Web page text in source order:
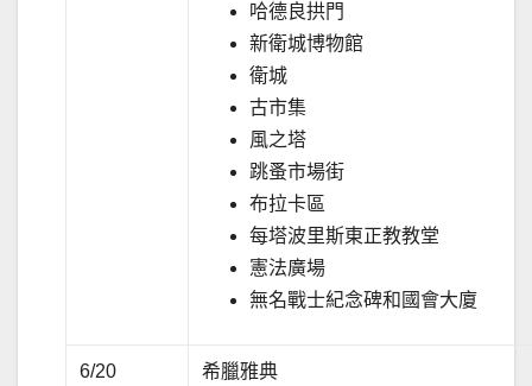
哈德良拱門
新衛城博物館
衛城
古市集
風之塔
跳蚤市場街
布拉卡區
每塔波里斯東正教教堂
憲法廣場
無名戰士紀念碑和國會大廈
6/20 希臘雅典